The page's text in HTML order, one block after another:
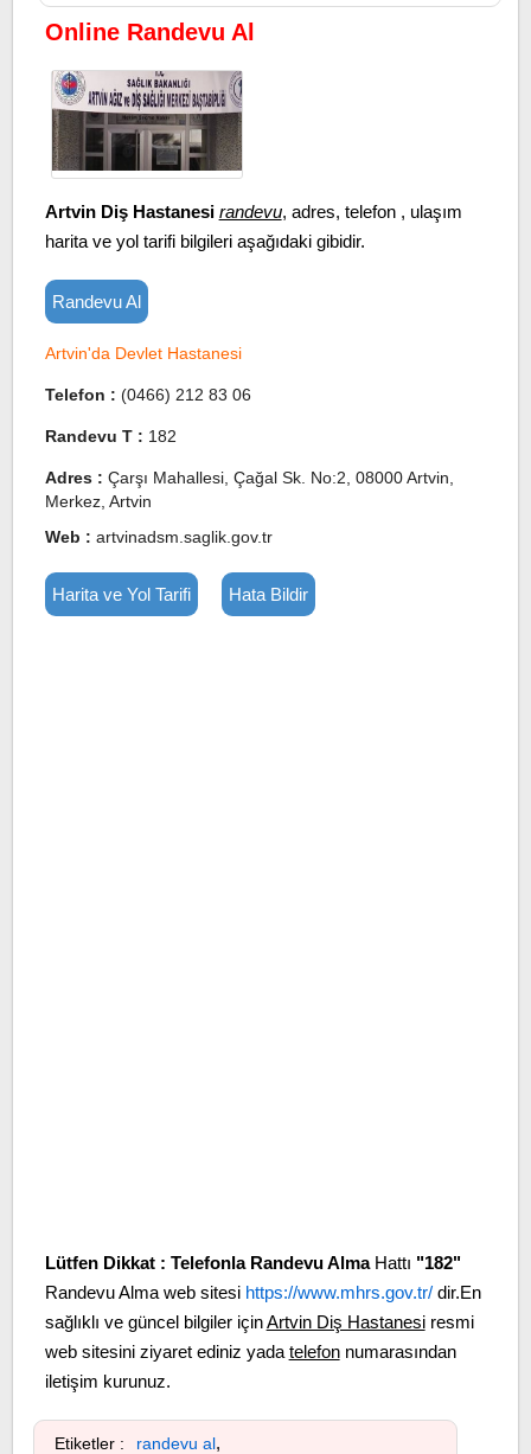
Online Randevu Al
Artvin Diş Hastanesi randevu, adres, telefon , ulaşım
harita ve yol tarifi bilgileri aşağıdaki gibidir.
Randevu Al
Artvin'da Devlet Hastanesi
Telefon : (0466) 212 83 06
Randevu T : 182
Adres : Çarşı Mahallesi, Çağal Sk. No:2, 08000 Artvin,
Merkez, Artvin
Web : artvinadsm.saglik.gov.tr
Harita ve Yol Tarifi Hata Bildir
Lütfen Dikkat : Telefonla Randevu AlmaHattı "182"
Randevu Alma web sitesi https://www.mhrs.gov.tr/dir.En
sağlıklı ve güncel bilgiler içinArtvin Diş Hastanesiresmi
web sitesini ziyaret ediniz yada telefonnumarasından
iletişim kurunuz.
Etiketler : randevu al,